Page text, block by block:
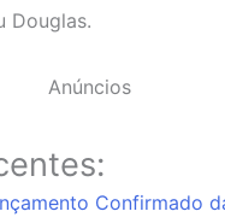
Douglas.
Anúncios
Confirmado